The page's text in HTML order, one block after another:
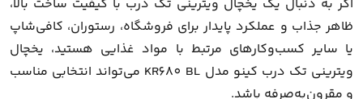
اگر به دنبال یک یخچال ویترینی تک درب با کیفیت ساخت بالا،
ظاهر جذاب و عملکرد پایدار برای فروشگاه، رستوران، کافی‌شاپ
یا سایر کسب‌وکارهای مرتبط با مواد غذایی هستید، یخچال
ویترینی تک درب کینو مدل KR680 BL می‌تواند انتخابی مناسب
و مقرون‌به‌صرفه باشد.